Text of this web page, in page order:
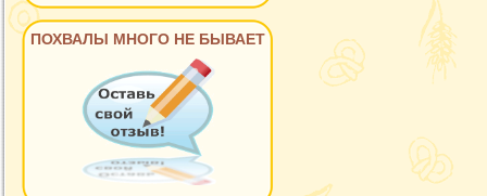
ПОХВАЛЫ МНОГО НЕ БЫВАЕТ